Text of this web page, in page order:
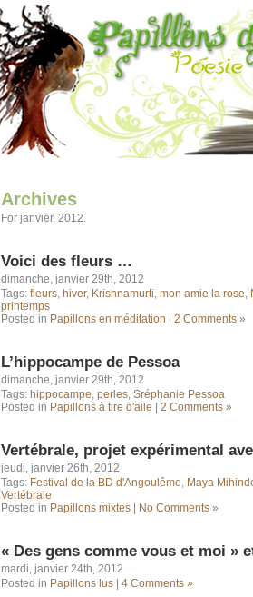
Archives
For janvier, 2012.
Voici des fleurs …
dimanche, janvier 29th, 2012
Tags: fleurs, hiver, Krishnamurti, mon amie la rose,
printemps
Posted in Papillons en méditation 2 Comments »
L’hippocampe de Pessoa
dimanche, janvier 29th, 2012
Tags: hippocampe, perles, Sréphanie Pessoa
Posted in Papillons à tire d'aile 2 Comments »
Vertébrale, projet expérimental
jeudi, janvier 26th, 2012
Tags: Festival de la BD d'Angoulême, Maya
Vertébrale
Posted in Papillons mixtes No Comments »
« Des gens comme vous et moi »
mardi, janvier 24th, 2012
Posted in Papillons lus 4 Comments »